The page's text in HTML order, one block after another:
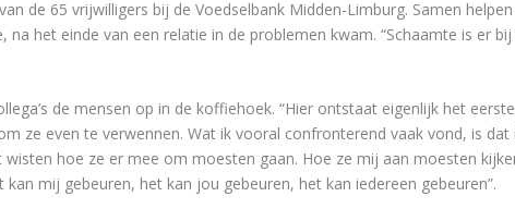
de 65 vrijwilligers bij de Voedselbank Midden-Limburg. Samen
na het einde van een relatie in de problemen kwam. “Schaamte is er
de mensen op in de koffiehoek. “Hier ontstaat eigenlijk het
ze even te verwennen. Wat ik vooral confronterend vaak vond, is
hoe ze er mee om moesten gaan. Hoe ze mij aan moesten
kan mij gebeuren, het kan jou gebeuren, het kan iedereen gebeuren”.